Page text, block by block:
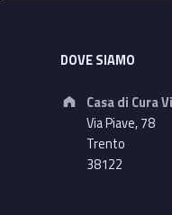
DOVE SIAMO
Address:
Casa di Cura
Via Piave, 78
Trento
38122